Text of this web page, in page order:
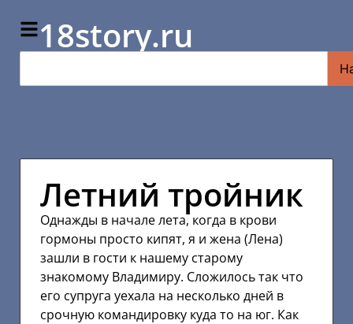
18story.ru
Летний тройник
Однажды в начале лета, когда в крови
гормоны просто кипят, я и жена (Лена)
зашли в гости к нашему старому
знакомому Владимиру. Сложилось так что
его супруга уехала на несколько дней в
срочную командировку куда то на юг. Как